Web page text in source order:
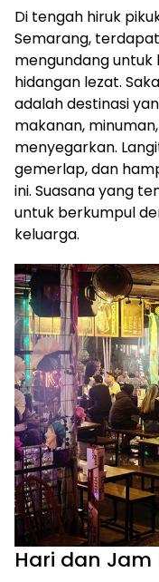
Di tengah hiruk
Semarang,
mengundang
hidangan lezat.
adalah destinasi
makanan,
menyegarkan.
gemerlap, dan
ini. Suasana yang
untuk berkumpul
keluarga.
Hari dan